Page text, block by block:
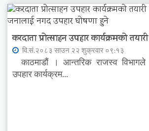
करदाता प्रोत्साहन उपहार कार्यक्रमको
वि.सं.२०८३ साउन २२ शुक्रवार ०९:१३
काठमाडौं । आन्तरिक राजस्व विभागले
उपहार कार्यक्रम...